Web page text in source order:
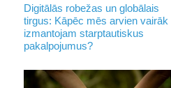
Digitālās robežas un globālais
tirgus: Kāpēc mēs arvien vairāk
izmantojam starptautiskus
pakalpojumus?